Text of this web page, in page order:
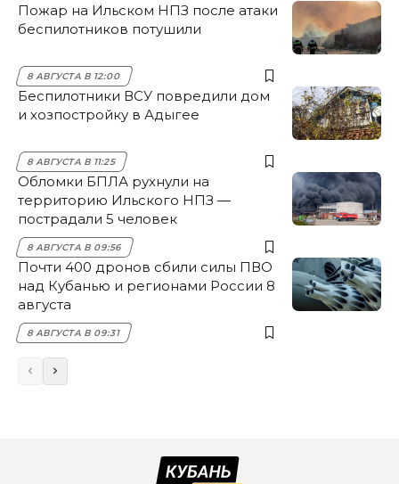
Пожар на Ильском НПЗ после атаки
беспилотников потушили
8 АВГУСТА В 12:00
Беспилотники ВСУ повредили дом
и хозпостройку в Адыгее
8 АВГУСТА В 11:25
Обломки БПЛА рухнули на
территорию Ильского НПЗ —
пострадали 5 человек
8 АВГУСТА В 09:56
Почти 400 дронов сбили силы ПВО
над Кубанью и регионами России 8
августа
8 АВГУСТА В 09:31